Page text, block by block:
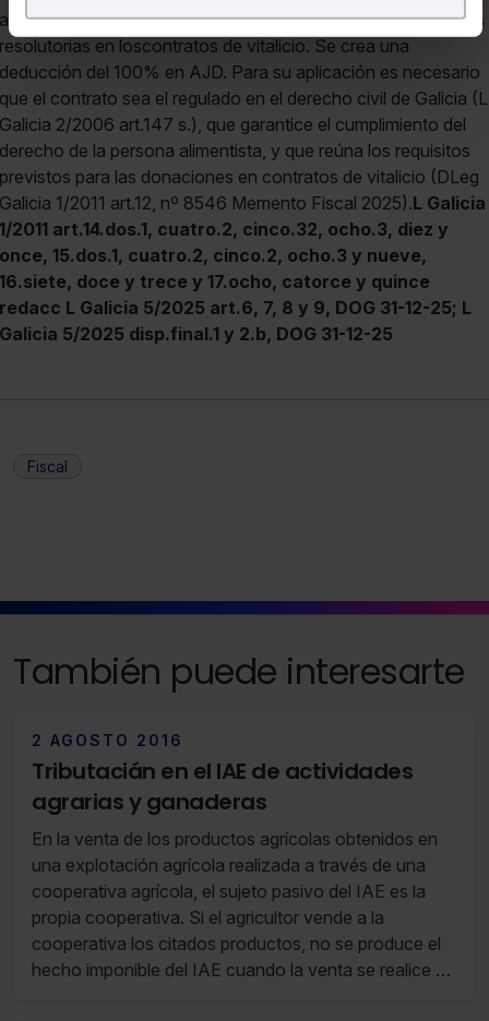
Puedesaceptarlas cookies para que tu experiencia
en la web sea óptima
Puedesaceptar solo las esencialespara denegar
todas las cookies excepto aquellas imprescindibles.
También puedes configurar las cookies y seleccionar
solo aquellas que quieras permitir en tu navegador. Si
no seleccionas ninguna utilizaremos las que sean
indispensables para la navegación.
Saber más acerca de las cookies
afectado por los incendios, si fuese necesario.3) Condiciones
resolutorias en loscontratos de vitalicio. Se crea una
deducción del 100% en AJD. Para su aplicación es necesario
que el contrato sea el regulado en el derecho civil de Galicia (L
Galicia 2/2006 art.147 s.), que garantice el cumplimiento del
derecho de la persona alimentista, y que reúna los requisitos
previstos para las donaciones en contratos de vitalicio (DLeg
Galicia 1/2011 art.12, nº 8546 Memento Fiscal 2025).L Galicia
1/2011 art.14.dos.1, cuatro.2, cinco.32, ocho.3, diez y
once, 15.dos.1, cuatro.2, cinco.2, ocho.3 y nueve,
16.siete, doce y trece y 17.ocho, catorce y quince
redacc L Galicia 5/2025 art.6, 7, 8 y 9, DOG 31-12-25; L
Galicia 5/2025 disp.final.1 y 2.b, DOG 31-12-25
Fiscal
También puede interesarte
2 AGOSTO 2016
Tributacián en el IAE de actividades
agrarias y ganaderas
En la venta de los productos agrícolas obtenidos en
una explotación agrícola realizada a través de una
cooperativa agrícola, el sujeto pasivo del IAE es la
propia cooperativa. Si el agricultor vende a la
cooperativa los citados productos, no se produce el
hecho imponible del IAE cuando la venta se realice en